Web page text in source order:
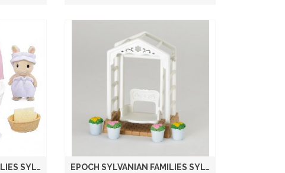
EPOCH SYLVANIAN FAMILIES SYLVANIAN FAMILY HOUSE KEEPING BATH TUB SET KA-605 EPOCH SYLVANIAN FAMILIES SYLVANIAN FAMILY DOLL "SWING SET IN A GARDEN KA-622"